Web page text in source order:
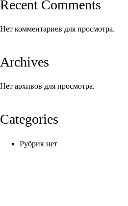
Recent Comments
Нет комментариев для просмотра.
Archives
Нет архивов для просмотра.
Categories
Рубрик нет